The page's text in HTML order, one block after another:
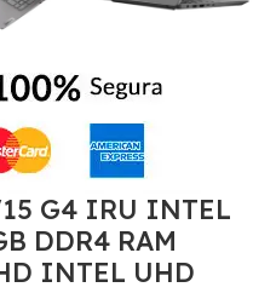
G4 IRU INTEL
DDR4 RAM
INTEL UHD